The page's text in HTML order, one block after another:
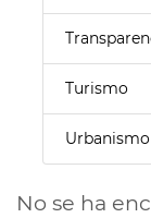
Turismo
No se ha